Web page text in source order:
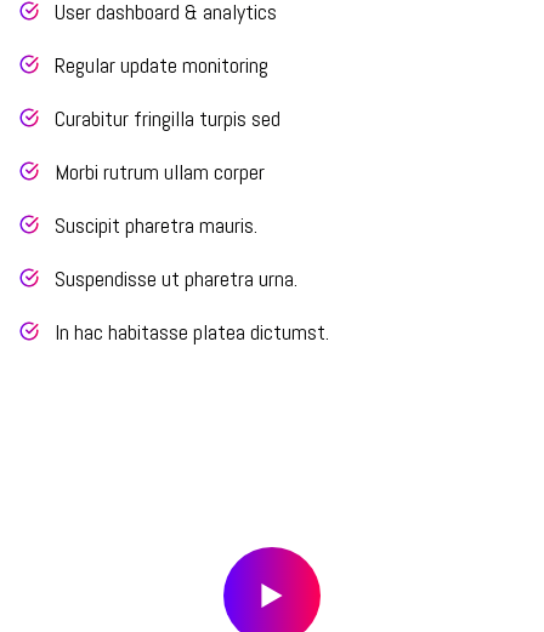
User dashboard & analytics
Regular update monitoring
Curabitur fringilla turpis sed
Morbi rutrum ullam corper
Suscipit pharetra mauris.
Suspendisse ut pharetra urna.
In hac habitasse platea dictumst.